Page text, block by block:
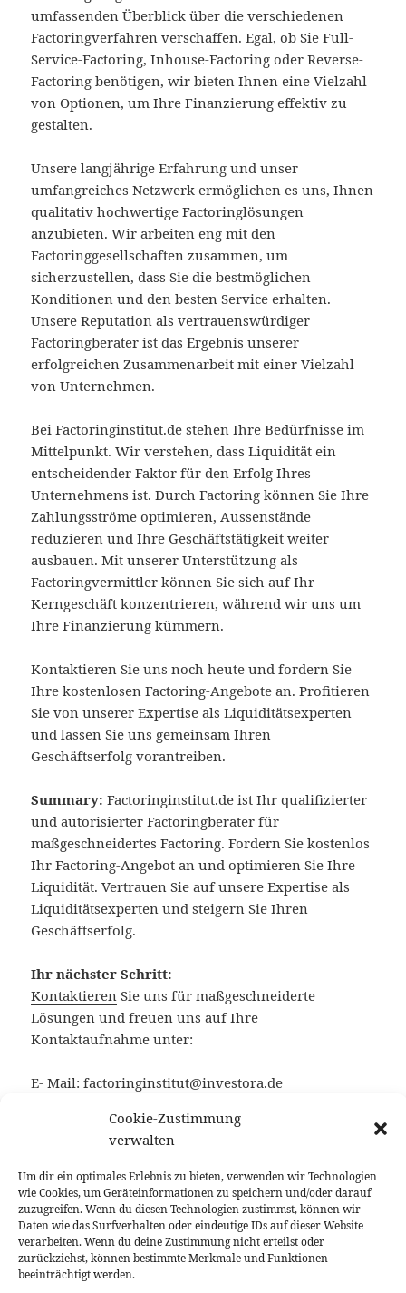
Cookie-Zustimmung
verwalten
Um dir ein optimales Erlebnis zu bieten, verwenden wir Technologien
wie Cookies, um Geräteinformationen zu speichern und/oder darauf
zuzugreifen. Wenn du diesen Technologien zustimmst, können wir
Daten wie das Surfverhalten oder eindeutige IDs auf dieser Website
verarbeiten. Wenn du deine Zustimmung nicht erteilst oder
zurückziehst, können bestimmte Merkmale und Funktionen
beeinträchtigt werden.
umfassenden Überblick über die verschiedenen
Factoringverfahren verschaffen. Egal, ob Sie Full-
Service-Factoring, Inhouse-Factoring oder Reverse-
Factoring benötigen, wir bieten Ihnen eine Vielzahl
von Optionen, um Ihre Finanzierung effektiv zu
gestalten.
Unsere langjährige Erfahrung und unser
umfangreiches Netzwerk ermöglichen es uns, Ihnen
qualitativ hochwertige Factoringlösungen
anzubieten. Wir arbeiten eng mit den
Factoringgesellschaften zusammen, um
sicherzustellen, dass Sie die bestmöglichen
Konditionen und den besten Service erhalten.
Unsere Reputation als vertrauenswürdiger
Factoringberater ist das Ergebnis unserer
erfolgreichen Zusammenarbeit mit einer Vielzahl
von Unternehmen.
Bei Factoringinstitut.de stehen Ihre Bedürfnisse im
Mittelpunkt. Wir verstehen, dass Liquidität ein
entscheidender Faktor für den Erfolg Ihres
Unternehmens ist. Durch Factoring können Sie Ihre
Zahlungsströme optimieren, Aussenstände
reduzieren und Ihre Geschäftstätigkeit weiter
ausbauen. Mit unserer Unterstützung als
Factoringvermittler können Sie sich auf Ihr
Kerngeschäft konzentrieren, während wir uns um
Ihre Finanzierung kümmern.
Kontaktieren Sie uns noch heute und fordern Sie
Ihre kostenlosen Factoring-Angebote an. Profitieren
Sie von unserer Expertise als Liquiditätsexperten
und lassen Sie uns gemeinsam Ihren
Geschäftserfolg vorantreiben.
Summary: Factoringinstitut.de ist Ihr qualifizierter
und autorisierter Factoringberater für
maßgeschneidertes Factoring. Fordern Sie kostenlos
Ihr Factoring-Angebot an und optimieren Sie Ihre
Liquidität. Vertrauen Sie auf unsere Expertise als
Liquiditätsexperten und steigern Sie Ihren
Geschäftserfolg.
Ihr nächster Schritt:
Kontaktieren Sie uns für maßgeschneiderte
Lösungen und freuen uns auf Ihre
Kontaktaufnahme unter:
E- Mail:factoringinstitut@investora.de
DAS FACTORINGINSTITUT für
Liquiditätsmanagement bei Geschäftskunden ist
ein Eckpfeiler derINVESTORAFactoringberater
für mittelständische Unternehmen.
Posted
26. März 2016